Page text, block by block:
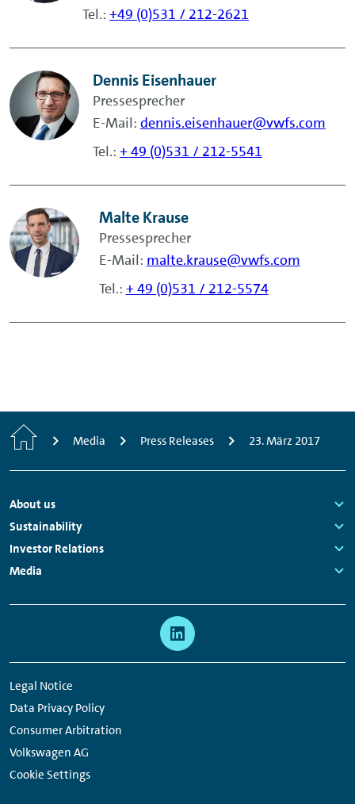
Tel.:+49 (0)531 / 212-2621
Dennis Eisenhauer
Pressesprecher
E-Mail: dennis.eisenhauer@vwfs.com
Tel.: + 49 (0)531 / 212-5541
Malte Krause
Pressesprecher
E-Mail: malte.krause@vwfs.com
Tel.: + 49 (0)531 / 212-5574
Home Media Press Releases 23. März 2017
Footer
Navigation
About us
Links:
Sustainability
Links:
Investor Relations
Links:
Media
Legal Notice
Data Privacy Policy
Consumer Arbitration
Volkswagen AG
Cookie Settings
Network
Links